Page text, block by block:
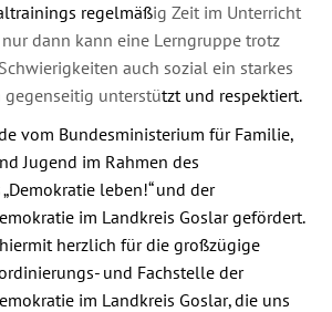
regelmäßig Zeit im Unterricht
dann kann eine Lerngruppe trotz
auch sozial ein starkes
gegenseitig unterstützt und respektiert.
vom Bundesministerium für Familie,
Jugend im Rahmen des
leben!“ und der
im Landkreis Goslar gefördert.
herzlich für die großzügige
und Fachstelle der
im Landkreis Goslar, die uns